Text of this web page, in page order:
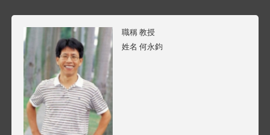
職稱 教授
姓名 何永鈞